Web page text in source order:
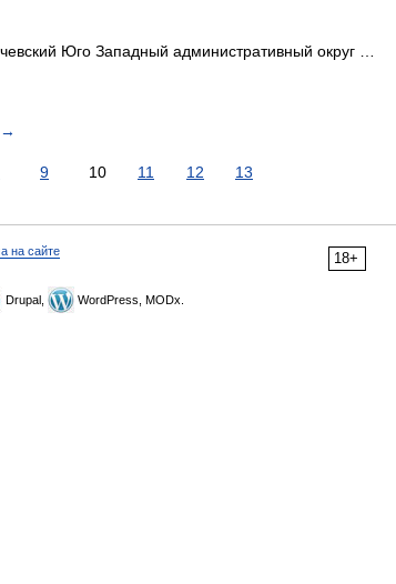
Юго Западный административный округ …
→
9 10 11 12 13
18+
на сайте
Drupal, WordPress, MODx.